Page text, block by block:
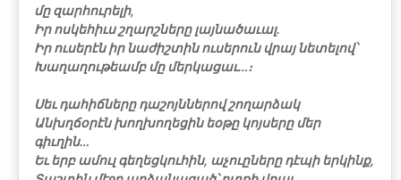
մը զարհուրելի,
Իր ոսկեհիւս շղարշները լայնածաւալ.
Իր ուսերէն իր նաժիշտին ուսերուն վրայ նետելով՝
Խաղաղութեամբ մը մերկացաւ…։
Սեւ դահիճները դաշոյններով շողարձակ
Անխղճօրէն խողխողեցին եօթը կոյսերը մեր
գիւղին…
Եւ երբ ամուլ գեղեցկուհին, աչուըները դէպի երկինք,